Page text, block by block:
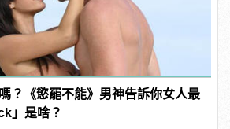
？《慾罷不能》男神告訴你女人最
」是啥？